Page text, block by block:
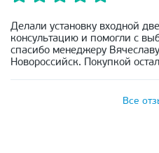
Делали установку входной
консультацию и помогли с
спасибо менеджеру
Новороссийск. Покупкой
Все